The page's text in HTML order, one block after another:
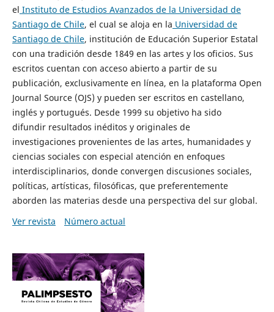
el Instituto de Estudios Avanzados de la Universidad de
Santiago de Chile, el cual se aloja en la Universidad de
Santiago de Chile, institución de Educación Superior Estatal
con una tradición desde 1849 en las artes y los oficios. Sus
escritos cuentan con acceso abierto a partir de su
publicación, exclusivamente en línea, en la plataforma Open
Journal Source (OJS) y pueden ser escritos en castellano,
inglés y portugués. Desde 1999 su objetivo ha sido
difundir resultados inéditos y originales de
investigaciones provenientes de las artes, humanidades y
ciencias sociales con especial atención en enfoques
interdisciplinarios, donde convergen discusiones sociales,
políticas, artísticas, filosóficas, que preferentemente
aborden las materias desde una perspectiva del sur global.
Ver revista
Número actual